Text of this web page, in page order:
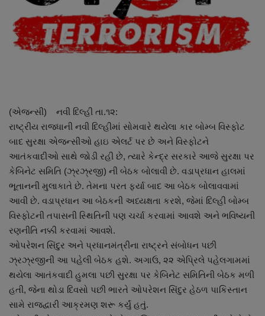
About Author
Contact
રાષ્ટ્રીય
ગુજરાત
જુનાગઢ
Support US
બજારના સમાચાર
નાણાંકીય સમાચાર
સ્થાનિક સમાચાર
(એજન્સી) નવી દિલ્હી તા.૧૨:
રાષ્ટ્રીય રાજધાની નવી દિલ્હીમાં સોમવારે થયેલા કાર બોમ્બ વિસ્ફોટ
બાદ સુરક્ષા એજન્સીઓ હાઇ એલર્ટ પર છે અને વિસ્ફોટને
આતંકવાદીઓ સાથે જોડી રહી છે, ત્યારે કેન્દ્ર સરકારે આજે સુરક્ષા પર
કેબિનેટ સમિતિ (ઝ્રઝ્રજી) ની બેઠક બોલાવી છે. વડાપ્રધાન હાલમાં
ભૂતાનની મુલાકાતે છે. તેમના પરત ફર્યા બાદ આ બેઠક બોલાવવામાં
આવી છે. વડાપ્રધાન આ બેઠકની અધ્યક્ષતા કરશે, જેમાં દિલ્હી બોમ્બ
વિસ્ફોટની તપાસની સ્થિતિની પણ ચર્ચા કરવામાં આવશે અને ભવિષ્યની
રણનીતિ નક્કી કરવામાં આવશે.
ઓપરેશન સિંદુર અને પ્રધાનમંત્રીના રાષ્ટ્રને સંબોધન પછી
ઝ્રઝ્રજીની આ પહેલી બેઠક હશે. અગાઉ, ૨૨ એપ્રિલે પહેલગામમાં
થયેલા આતંકવાદી હુમલા પછી સુરક્ષા પર કેબિનેટ સમિતિની બેઠક મળી
હતી, જેના થોડા દિવસો પછી ભારતે ઓપરેશન સિંદુર હેઠળ પાકિસ્તાન
સામે રાજદ્વારી આક્રમણ શરૂ કર્યું હતું.